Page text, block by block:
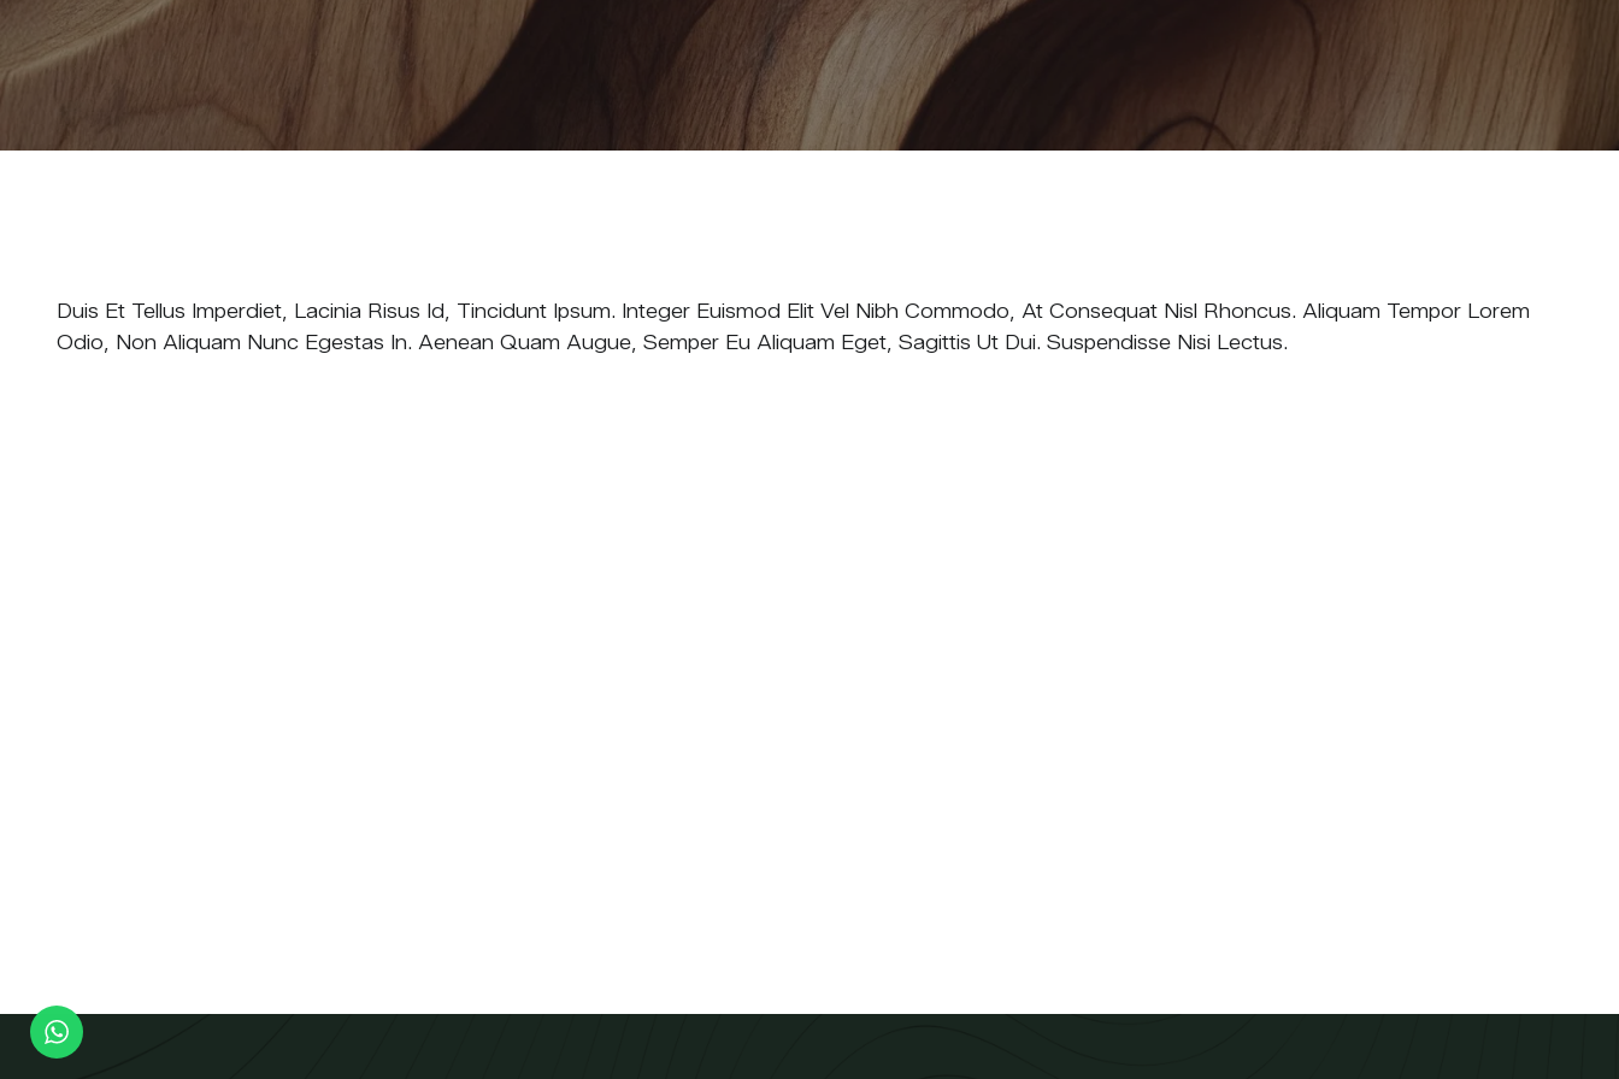
Duis Et Tellus Imperdiet, Lacinia Risus Id, Tincidunt Ipsum. Integer Euismod Elit Vel Nibh Commodo, At Consequat Nisl Rhoncus. Aliquam Tempor Lorem
Odio, Non Aliquam Nunc Egestas In. Aenean Quam Augue, Semper Eu Aliquam Eget, Sagittis Ut Dui. Suspendisse Nisi Lectus.